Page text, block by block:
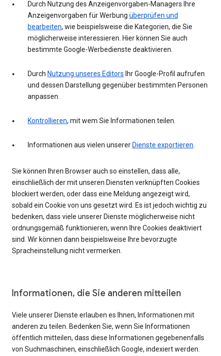
Durch Nutzung des Anzeigenvorgaben-Managers Ihre
Anzeigenvorgaben für Werbung überprüfen und
bearbeiten, wie beispielsweise die Kategorien, die Sie
möglicherweise interessieren. Hier können Sie auch
bestimmte Google-Werbedienste deaktivieren.
Durch Nutzung unseres Editors Ihr Google-Profil aufrufen
und dessen Darstellung gegenüber bestimmten Personen
anpassen.
Kontrollieren, mit wem Sie Informationen teilen.
Informationen aus vielen unserer Dienste exportieren.
Sie können Ihren Browser auch so einstellen, dass alle,
einschließlich der mit unseren Diensten verknüpften Cookies
blockiert werden, oder dass eine Meldung angezeigt wird,
sobald ein Cookie von uns gesetzt wird. Es ist jedoch wichtig zu
bedenken, dass viele unserer Dienste möglicherweise nicht
ordnungsgemäß funktionieren, wenn Ihre Cookies deaktiviert
sind. Wir können dann beispielsweise Ihre bevorzugte
Spracheinstellung nicht vermerken.
Informationen, die Sie anderen mitteilen
Viele unserer Dienste erlauben es Ihnen, Informationen mit
anderen zu teilen. Bedenken Sie, wenn Sie Informationen
öffentlich mitteilen, dass diese Informationen gegebenenfalls
von Suchmaschinen, einschließlich Google, indexiert werden.